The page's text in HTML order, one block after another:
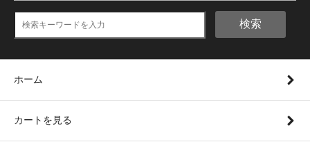
検索
ホーム
カートを見る